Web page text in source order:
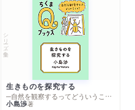
シリーズ・全集
生きものを探究する
─自然を観察するってどういうこと？
小島渉著